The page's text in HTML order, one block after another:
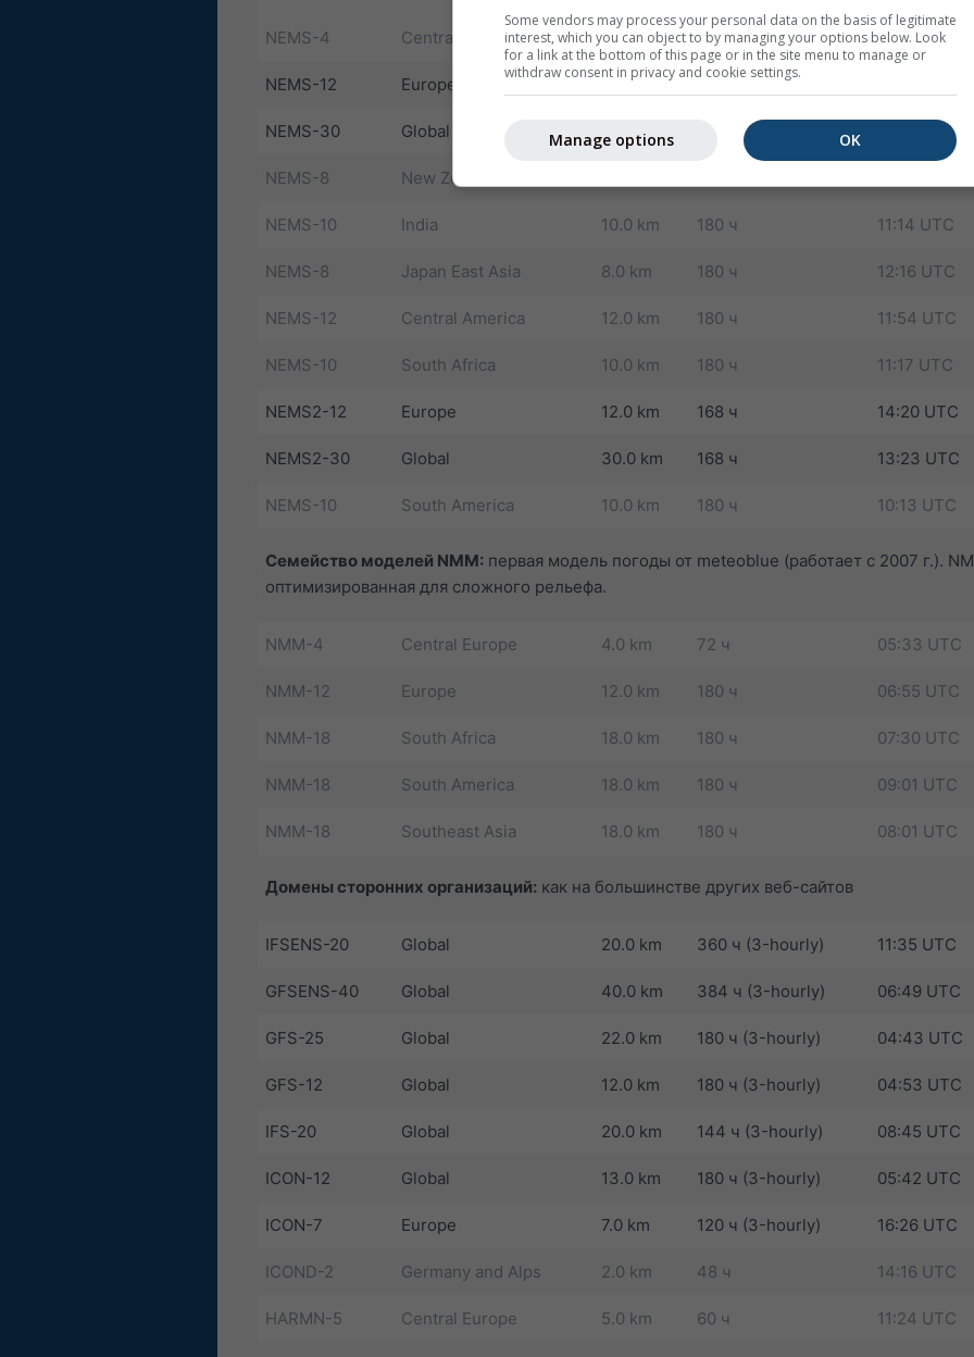
NEMS-4 Central Europe 4.0 km 72 ч 07:10 UTC
NEMS-12 Europe 12.0 km 180 ч
NEMS-30 Global 30.0 km 04:51 UTC
NEMS-8 New Zealand
NEMS-10 India 10.0 km 180 ч 11:14 UTC
NEMS-8 Japan East Asia 8.0 km 180 ч 12:16 UTC
NEMS-12 Central America 12.0 km 180 ч 11:54 UTC
NEMS-10 South Africa 10.0 km 180 ч 11:17 UTC
NEMS2-12 Europe 12.0 km 168 ч 14:20 UTC
NEMS2-30 Global 30.0 km 168 ч 13:23 UTC
NEMS-10 South America 10.0 km 180 ч 10:13 UTC
Семейство моделей NMM: первая модель погоды от meteoblue (работает с 2007 г.).
оптимизированная для сложного рельефа.
NMM-4 Central Europe 4.0 km 72 ч 05:33 UTC
NMM-12 Europe 12.0 km 180 ч 06:55 UTC
NMM-18 South Africa 18.0 km 180 ч 07:30 UTC
NMM-18 South America 18.0 km 180 ч 09:01 UTC
NMM-18 Southeast Asia 18.0 km 180 ч 08:01 UTC
Домены сторонних организаций: как на большинстве других веб-сайтов
IFSENS-20 Global 20.0 km 360 ч (3-hourly) 11:35 UTC
GFSENS-40 Global 40.0 km 384 ч (3-hourly) 06:49 UTC
GFS-25 Global 22.0 km 180 ч (3-hourly) 04:43 UTC
GFS-12 Global 12.0 km 180 ч (3-hourly) 04:53 UTC
IFS-20 Global 20.0 km 144 ч (3-hourly) 08:45 UTC
ICON-12 Global 13.0 km 180 ч (3-hourly) 05:42 UTC
ICON-7 Europe 7.0 km 120 ч (3-hourly) 16:26 UTC
ICOND-2 Germany and Alps 2.0 km 48 ч 14:16 UTC
HARMN-5 Central Europe 5.0 km 60 ч 11:24 UTC
Some vendors may process your personal data on the basis of legitimate
interest, which you can object to by managing your options below. Look
for a link at the bottom of this page or in the site menu to manage or
withdraw consent in privacy and cookie settings.
OK
Manage options